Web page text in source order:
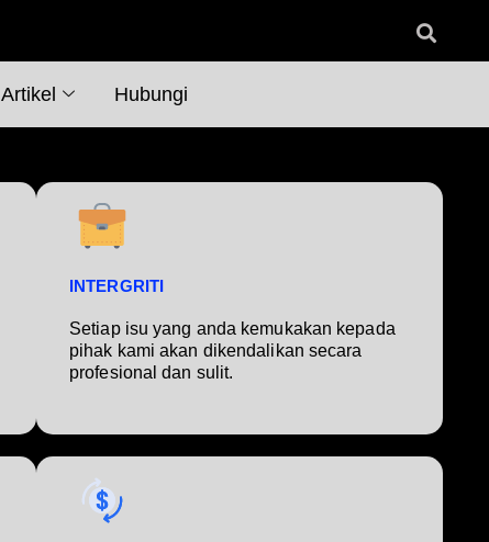
Artikel Hubungi
INTERGRITI
Setiap isu yang anda kemukakan kepada
pihak kami akan dikendalikan secara
profesional dan sulit.